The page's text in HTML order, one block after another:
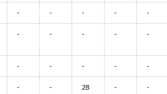
- - - - -
- - - - -
- - - - -
- - 28 - -